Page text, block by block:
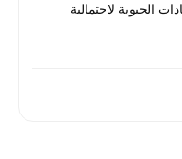
الحيوية لاحتمالية